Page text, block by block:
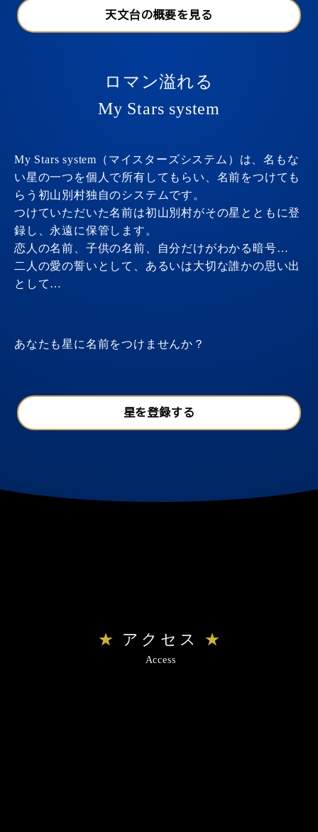
天文台の概要を見る
ロマン溢れる
My Stars system
My Stars system（マイスターズシステム）は、名もな
い星の一つを個人で所有してもらい、名前をつけても
らう初山別村独自のシステムです。
つけていただいた名前は初山別村がその星とともに登
録し、永遠に保管します。
恋人の名前、子供の名前、自分だけがわかる暗号…
二人の愛の誓いとして、あるいは大切な誰かの思い出
として…
あなたも星に名前をつけませんか？
星を登録する
アクセス
Access